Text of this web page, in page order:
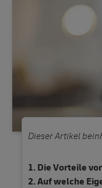
Dieser Artikel
Die Vorteile
Auf welche